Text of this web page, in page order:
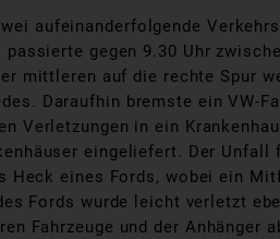
aufeinanderfolgende
gegen 9.30 Uhr
mittleren auf die rechte Spur
Daraufhin bremste ein
Verletzungen in ein
eingeliefert. Der
Heck eines Fords, wobei ein
Fords wurde leicht verletzt
Fahrzeuge und der